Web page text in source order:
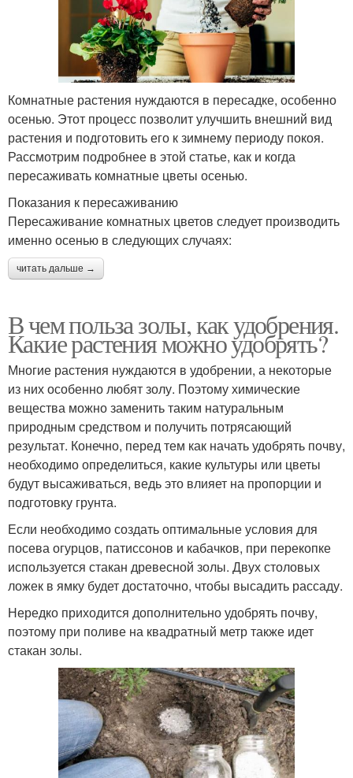
Комнатные растения нуждаются в пересадке, особенно
осенью. Этот процесс позволит улучшить внешний вид
растения и подготовить его к зимнему периоду покоя.
Рассмотрим подробнее в этой статье, как и когда
пересаживать комнатные цветы осенью.
Показания к пересаживанию
Пересаживание комнатных цветов следует производить
именно осенью в следующих случаях:
читать дальше →
В чем польза золы, как удобрения.
Какие растения можно удобрять?
Многие растения нуждаются в удобрении, а некоторые
из них особенно любят золу. Поэтому химические
вещества можно заменить таким натуральным
природным средством и получить потрясающий
результат. Конечно, перед тем как начать удобрять почву,
необходимо определиться, какие культуры или цветы
будут высаживаться, ведь это влияет на пропорции и
подготовку грунта.
Если необходимо создать оптимальные условия для
посева огурцов, патиссонов и кабачков, при перекопке
используется стакан древесной золы. Двух столовых
ложек в ямку будет достаточно, чтобы высадить рассаду.
Нередко приходится дополнительно удобрять почву,
поэтому при поливе на квадратный метр также идет
стакан золы.